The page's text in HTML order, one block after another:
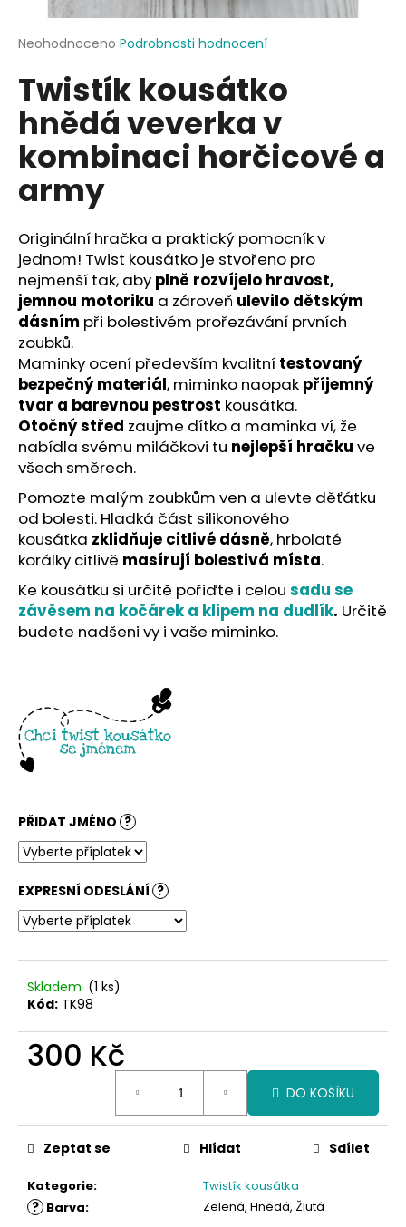
Průměrné
produktu
0,0
5
hvězdiček.
Neohodnoceno Podrobnosti hodnocení
Twistík kousátko
hnědá veverka v
kombinaci horčicové a
army
Originální hračka a praktický pomocník v
jednom! Twist kousátko je stvořeno pro
nejmenší tak, aby plně rozvíjelo hravost,
jemnou motoriku a zároveň ulevilo dětským
dásním při bolestivém prořezávání prvních
zoubků.
Maminky ocení především kvalitní testovaný
bezpečný materiál, miminko naopak příjemný
tvar a barevnou pestrost kousátka.
Otočný střed zaujme dítko a maminka ví, že
nabídla svému miláčkovi tu nejlepší hračku ve
všech směrech.
Pomozte malým zoubkům ven a ulevte děťátku
od bolesti. Hladká část silikonového
kousátka zklidňuje citlivé dásně, hrbolaté
korálky citlivě masírují bolestivá místa.
Ke kousátku si určitě pořiďte i celou sadu se
závěsem na kočárek a klipem na dudlík. Určitě
budete nadšeni vy i vaše miminko.
PŘIDAT JMÉNO ?
EXPRESNÍ ODESLÁNÍ ?
Skladem (1 ks)
Kód: TK98
300 Kč
DO KOŠÍKU
Kategorie: Twistík kousátka
? Barva: Zelená, Hnědá, Žlutá
Zeptat se Hlídat Sdílet
j
t
?
D
o
p
o
r
u
č
u
j
e
m
e